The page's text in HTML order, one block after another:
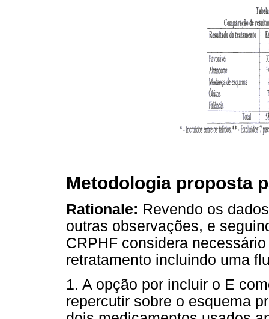
Metodologia proposta
Rationale: Revendo os
outras observações, e
CRPHF considera
retratamento incluindo uma
1. A opção por incluir o E
repercutir sobre o esquema